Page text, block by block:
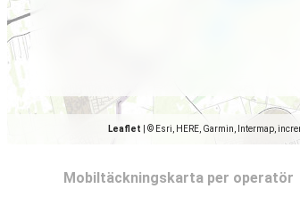
Leaflet © Esri, HERE, Garmin, Intermap,
Mobiltäckningskarta per operatör